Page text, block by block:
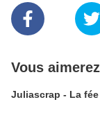
Vous
Juliascrap - La